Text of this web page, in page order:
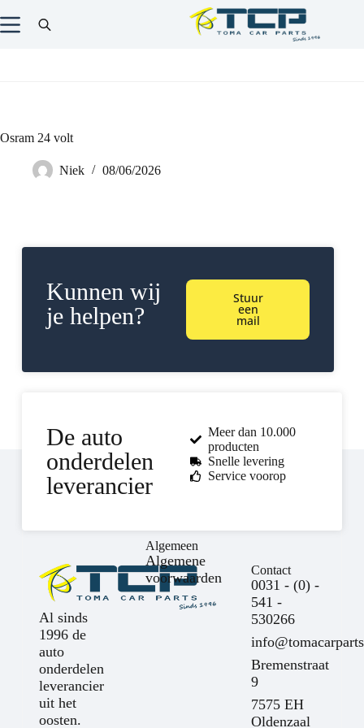
Osram 24 volt
Niek 08/06/2026
Kunnen wij
je helpen?
Stuur
een
mail
De auto
onderdelen
leverancier
Meer dan 10.000
producten
Snelle levering
Service voorop
Al sinds
1996 de
auto
onderdelen
leverancier
uit het
oosten.
Algemeen
Algemene
voorwaarden
Contact
0031 - (0) -
541 -
530266
Bremenstraat
9
7575 EH
Oldenzaal